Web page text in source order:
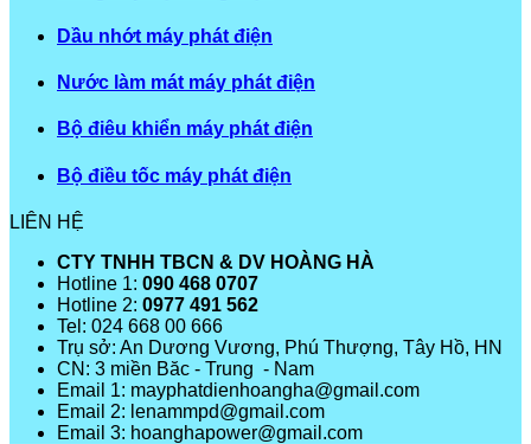
Dầu nhớt máy phát điện
Nước làm mát máy phát điện
Bộ điêu khiển máy phát điện
Bộ điều tốc máy phát điện
LIÊN HỆ
CTY TNHH TBCN & DV HOÀNG HÀ
Hotline 1: 090 468 0707
Hotline 2: 0977 491 562
Tel: 024 668 00 666
Trụ sở: An Dương Vương, Phú Thượng, Tây Hồ, HN
CN: 3 miền Băc - Trung - Nam
Email 1: mayphatdienhoangha@gmail.com
Email 2: lenammpd@gmail.com
Email 3: hoanghapower@gmail.com